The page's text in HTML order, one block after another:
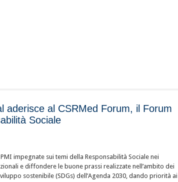
aderisce al CSRMed Forum, il Forum
Sociale
impegnate sui temi della Responsabilità Sociale nei
e diffondere le buone prassi realizzate nell’ambito dei
sostenibile (SDGs) dell’Agenda 2030, dando priorità ai